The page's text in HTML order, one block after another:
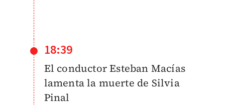
18:39
El conductorEsteban Macías
lamenta la muerte de Silvia
Pinal